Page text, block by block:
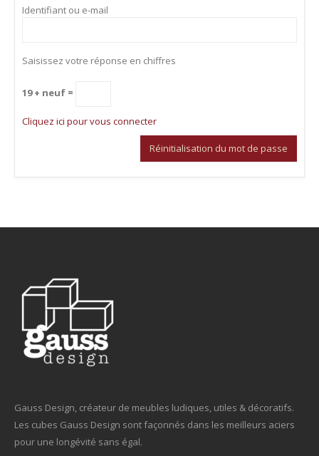
Identifiant ou e-mail
Saisissez votre réponse en chiffres
19 + neuf =
Cliquez ici pour vous connecter
Réinitialisation du mot de passe
Gauss Design, créateur de meubles ludiques, utiles & décoratifs.
Les cubes Gauss Design sont façonnés dans les meilleurs aciers
pour une longévité sans égal.